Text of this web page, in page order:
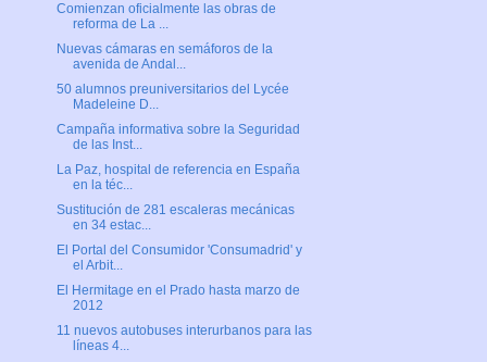
Comienzan oficialmente las obras de
reforma de La ...
Nuevas cámaras en semáforos de la
avenida de Andal...
50 alumnos preuniversitarios del Lycée
Madeleine D...
Campaña informativa sobre la Seguridad
de las Inst...
La Paz, hospital de referencia en España
en la téc...
Sustitución de 281 escaleras mecánicas
en 34 estac...
El Portal del Consumidor 'Consumadrid' y
el Arbit...
El Hermitage en el Prado hasta marzo de
2012
11 nuevos autobuses interurbanos para las
líneas 4...